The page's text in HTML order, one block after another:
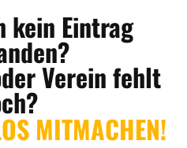
kein Eintrag
Verein fehlt
MITMACHEN!